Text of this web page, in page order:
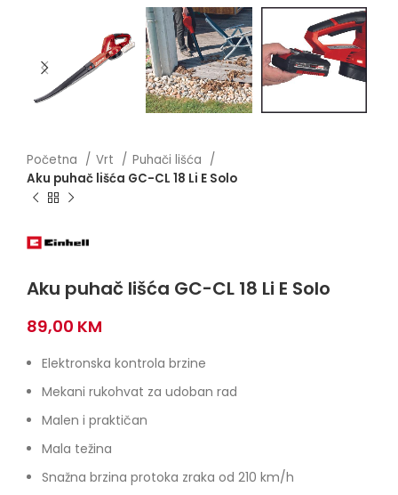
Početna Vrt
Puhači lišća
Aku puhač lišća GC-CL 18 Li E Solo
Aku puhač lišća GC-CL 18 Li E Solo
89,00 KM
Elektronska kontrola brzine
Mekani rukohvat za udoban rad
Malen i praktičan
Mala težina
Snažna brzina protoka zraka od 210 km/h